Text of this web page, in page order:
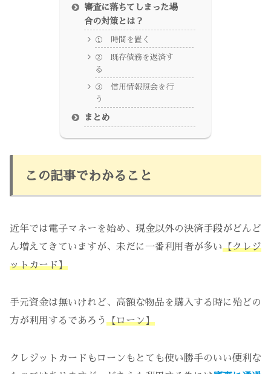
審査に落ちてしまった場
合の対策とは？
① 時間を置く
② 既存債務を返済す
る
③ 信用情報照会を行
う
まとめ
この記事でわかること
近年では電子マネーを始め、現金以外の決済手段がどんど
ん増えてきていますが、未だに一番利用者が多い【クレジ
ットカード】
手元資金は無いけれど、高額な物品を購入する時に殆どの
方が利用するであろう 【ローン】
クレジットカードもローンもとても使い勝手のいい便利な